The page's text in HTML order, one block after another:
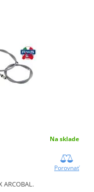
Na sklade
Porovnať
ARCOBAL.